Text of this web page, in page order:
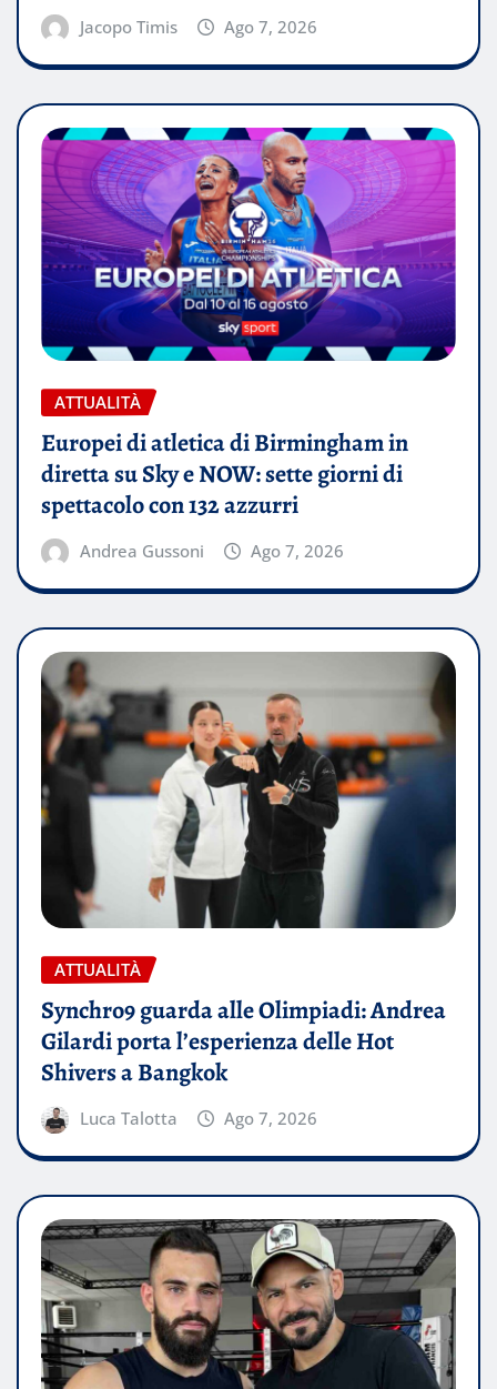
Jacopo Timis Ago 7, 2026
ATTUALITÀ
Europei di atletica di Birmingham in
diretta su Sky e NOW: sette giorni di
spettacolo con 132 azzurri
Andrea Gussoni Ago 7, 2026
ATTUALITÀ
Synchro9 guarda alle Olimpiadi: Andrea
Gilardi porta l’esperienza delle Hot
Shivers a Bangkok
Luca Talotta Ago 7, 2026